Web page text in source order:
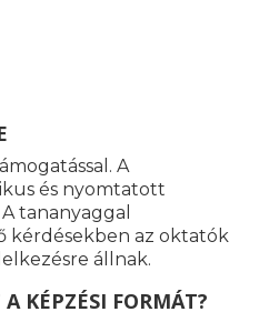
A
és nyomtatott
tananyaggal
kérdésekben az oktatók
állnak.
KÉPZÉSI FORMÁT?